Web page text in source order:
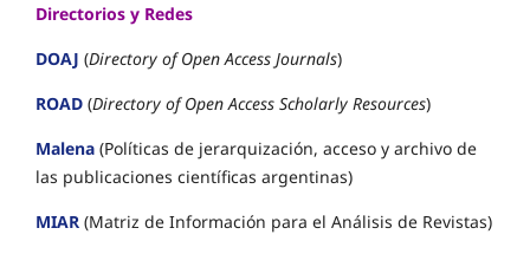
Directorios y Redes
DOAJ (Directory of Open Access Journals)
ROAD (Directory of Open Access Scholarly Resources)
Malena (Políticas de jerarquización, acceso y archivo de
las publicaciones científicas argentinas)
MIAR (Matriz de Información para el Análisis de Revistas)